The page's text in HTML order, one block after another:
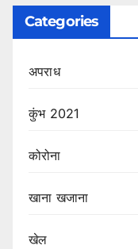
Categories
अपराध
कुंभ 2021
कोरोना
खाना खजाना
खेल